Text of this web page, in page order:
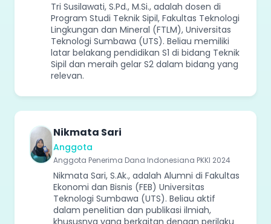
Tri Susilawati, S.Pd., M.Si., adalah dosen di
Program Studi Teknik Sipil, Fakultas Teknologi
Lingkungan dan Mineral (FTLM), Universitas
Teknologi Sumbawa (UTS). Beliau memiliki
latar belakang pendidikan S1 di bidang Teknik
Sipil dan meraih gelar S2 dalam bidang yang
relevan.
Nikmata Sari
Anggota
Anggota Penerima Dana Indonesiana PKKI 2024
Nikmata Sari, S.Ak., adalah Alumni di Fakultas
Ekonomi dan Bisnis (FEB) Universitas
Teknologi Sumbawa (UTS). Beliau aktif
dalam penelitian dan publikasi ilmiah,
khususnya yang berkaitan dengan perilaku